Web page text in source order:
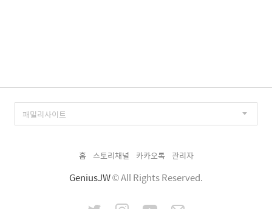
홈 스토리채널 카카오톡 관리자
GeniusJW© All Rights Reserved.